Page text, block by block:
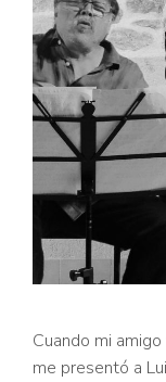
Cuando mi
me presentó a